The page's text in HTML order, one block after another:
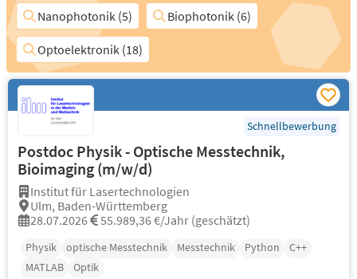
Nanophotonik (5)
Biophotonik (6)
Optoelektronik (18)
Schnellbewerbung
Postdoc Physik - Optische Messtechnik,
Bioimaging (m/w/d)
Institut für Lasertechnologien
Ulm, Baden-Württemberg
28.07.2026
55.989,36 €/Jahr (geschätzt)
Physik optische Messtechnik Messtechnik Python
C++
MATLAB
Optik